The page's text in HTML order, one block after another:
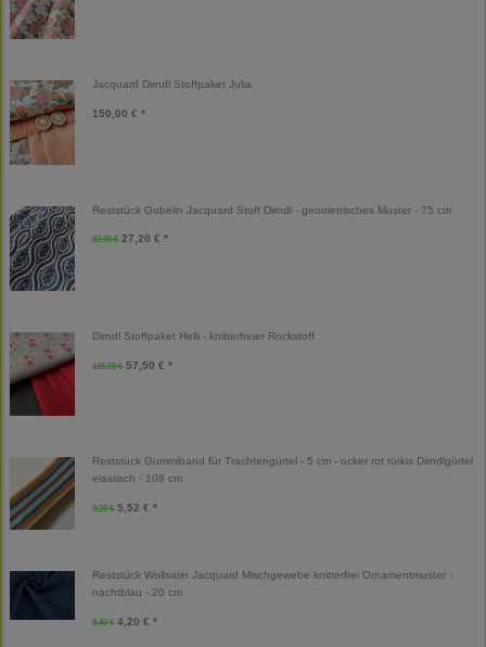
Jacquard Dirndl Stoffpaket Julia
150,00 € *
Reststück Gobelin Jacquard Stoff Dirndl - geometrisches Muster - 75 cm
32,00 € 27,20 € *
Dirndl Stoffpaket Helli - knitterfreier Rockstoff
115,00 € 57,50 € *
Reststück Gummiband für Trachtengürtel - 5 cm - ocker rot türkis Dirndlgürtel
elastisch - 108 cm
9,20 € 5,52 € *
Reststück Wollsatin Jacquard Mischgewebe knitterfrei Ornamentmuster -
nachtblau - 20 cm
8,40 € 4,20 € *